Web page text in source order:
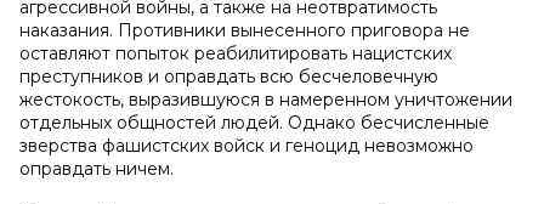
агрессивной войны, а также на неотвратимость
наказания. Противники вынесенного приговора не
оставляют попыток реабилитировать нацистских
преступников и оправдать всю бесчеловечную
жестокость, выразившуюся в намеренном уничтожении
отдельных общностей людей. Однако бесчисленные
зверства фашистских войск и геноцид невозможно
оправдать ничем.